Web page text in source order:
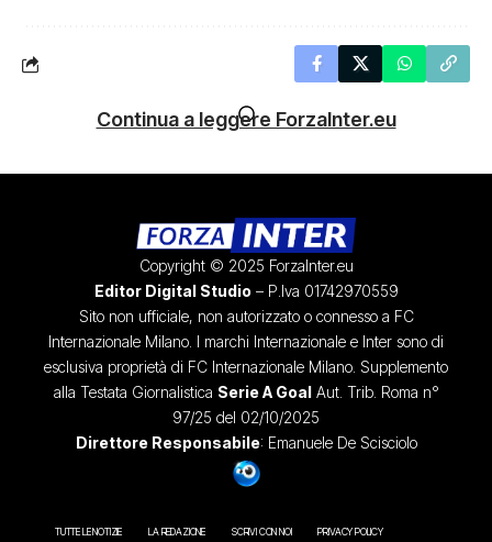
Continua a leggere ForzaInter.eu
Copyright © 2025 ForzaInter.eu
Editor Digital Studio – P.Iva 01742970559
Sito non ufficiale, non autorizzato o connesso a FC
Internazionale Milano. I marchi Internazionale e Inter sono di
esclusiva proprietà di FC Internazionale Milano. Supplemento
alla Testata Giornalistica Serie A GoalAut. Trib. Roma n°
97/25 del 02/10/2025
Direttore Responsabile: Emanuele De Scisciolo
TUTTE LE NOTIZIE LA REDAZIONE SCRIVI CON NOI PRIVACY POLICY